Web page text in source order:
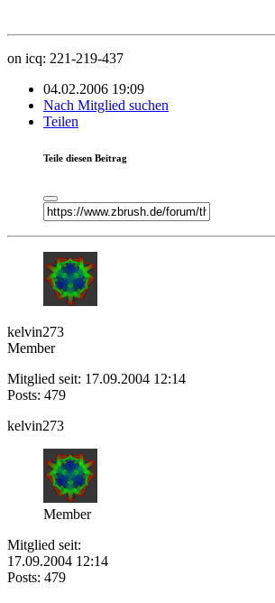
on icq: 221-219-437
04.02.2006 19:09
Nach Mitglied suchen
Teilen
Teile diesen Beitrag
kelvin273
Member
Mitglied seit: 17.09.2004 12:14
Posts: 479
kelvin273
Member
Mitglied seit:
17.09.2004 12:14
Posts: 479